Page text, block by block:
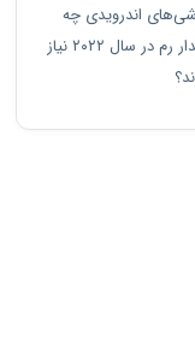
اندرویدی چه
مقدار رم در سال ۲۰۲۲ نیاز